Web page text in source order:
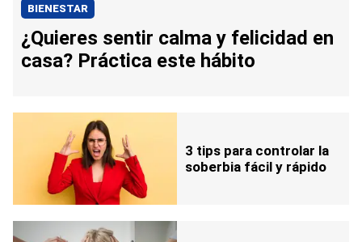
BIENESTAR
¿Quieres sentir calma y felicidad en
casa? Práctica este hábito
3 tips para controlar la
soberbia fácil y rápido